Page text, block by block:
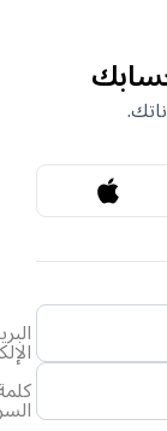
الإلكتروني
السر